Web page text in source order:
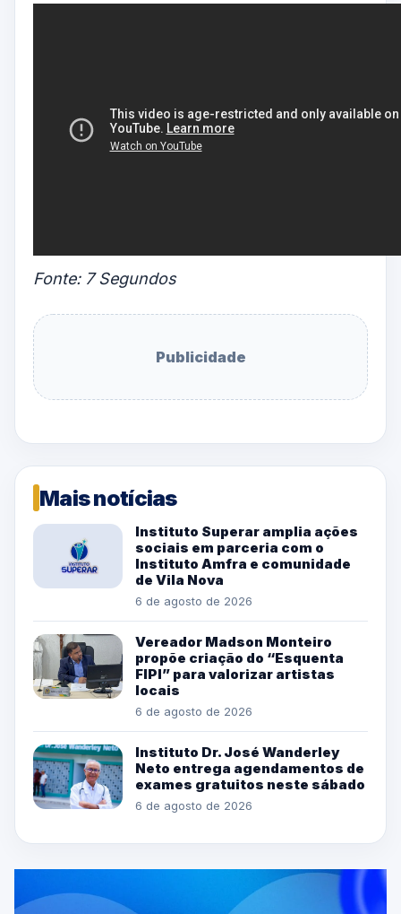
Fonte: 7 Segundos
Publicidade
Mais notícias
Instituto Superar amplia ações
sociais em parceria com o
Instituto Amfra e comunidade
de Vila Nova
6 de agosto de 2026
Vereador Madson Monteiro
propõe criação do “Esquenta
FIPI” para valorizar artistas
locais
6 de agosto de 2026
Instituto Dr. José Wanderley
Neto entrega agendamentos de
exames gratuitos neste sábado
6 de agosto de 2026